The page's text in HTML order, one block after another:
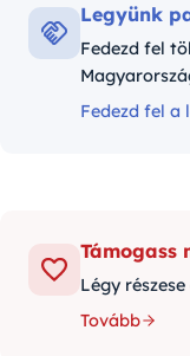
Legyünk
Fedezd fel
Fedezd fel a
Támogass
Légy
Tovább